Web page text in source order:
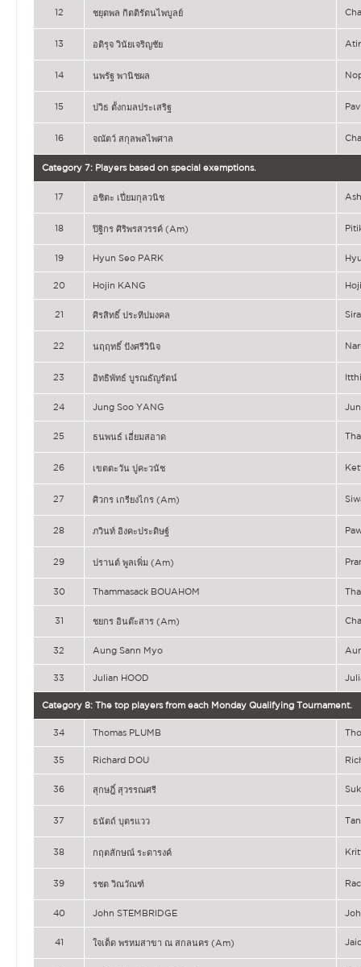
12 ชยุตพล กิตติรัตนไพบูลย์
13 อติรุจ วินัยเจริญชัย
14 นพรัฐ พานิชผล
15 ปวิธ ตั้งกมลประเสริฐ
16 จณัตว์ สกุลพลไพศาล
Category 7: Players based on special exemptions.
17 อชิตะ เปี่ยมกุลวนิช
18 ปิฐิกร ศิริพรสวรรค์ (Am)
19 Hyun Seo PARK
20 Hojin KANG
21 ศิรสิทธิ์ ประทีปมงคล
22 นฤฤทธิ์ ปังศรีวินิจ
23 อิทธิพัทธ์ บูรณธัญรัตน์
24 Jung Soo YANG
25 ธนพนธ์ เอี่ยมสอาด
26 เขตตะวัน ปูคะวนัช
27 ศิวกร เกรียงไกร (Am)
28 ภวินท์ อิงคะประดิษฐ์
29 ปรานต์ พูลเพิ่ม (Am)
30 Thammasack BOUAHOM
31 ชยกร อินต๊ะสาร (Am)
32 Aung Sann Myo
33 Julian HOOD
Category 8: The top players from each Monday Qualifying Tournament.
34 Thomas PLUMB
35 Richard DOU
36 สุกษฎิ์ สุวรรณศรี
37 ธนัตถ์ บุตรแวว
38 กฤตลักษณ์ ระดารงค์
39 รชต วิณวัณฑ์
40 John STEMBRIDGE
41 ใจเด็ด พรหมสาขา ณ สกลนคร (Am)